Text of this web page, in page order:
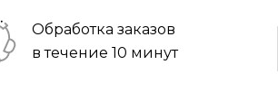
Обработка заказов
в течение 10 минут